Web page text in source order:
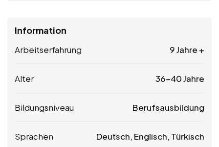
Information
Arbeitserfahrung 9 Jahre +
Alter 36-40 Jahre
Bildungsniveau Berufsausbildung
Sprachen Deutsch, Englisch, Türkisch